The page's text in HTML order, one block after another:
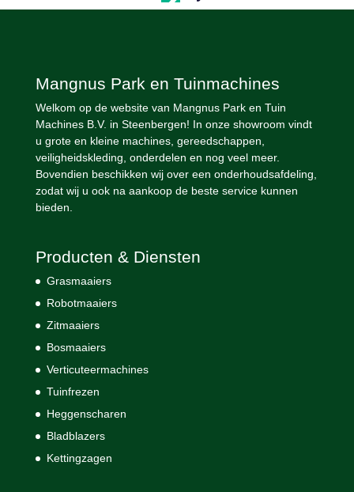
Mangnus Park en Tuinmachines
Welkom op de website van Mangnus Park en Tuin
Machines B.V. in Steenbergen! In onze showroom vindt
u grote en kleine machines, gereedschappen,
veiligheidskleding, onderdelen en nog veel meer.
Bovendien beschikken wij over een onderhoudsafdeling,
zodat wij u ook na aankoop de beste service kunnen
bieden.
Producten & Diensten
Grasmaaiers
Robotmaaiers
Zitmaaiers
Bosmaaiers
Verticuteermachines
Tuinfrezen
Heggenscharen
Bladblazers
Kettingzagen